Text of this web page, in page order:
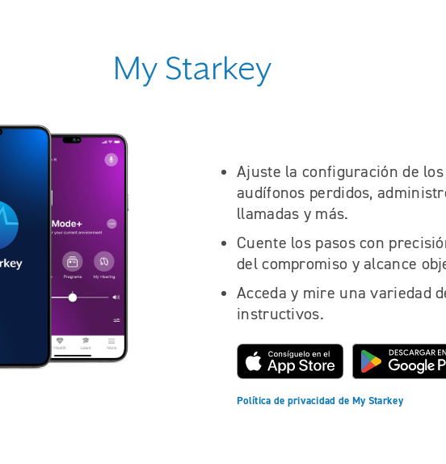
My Starkey
Ajuste la configuración de
audífonos perdidos,
llamadas y más.
Cuente los pasos con
del compromiso y alcance
Acceda y mire una variedad
instructivos.
Política de privacidad de My Starkey